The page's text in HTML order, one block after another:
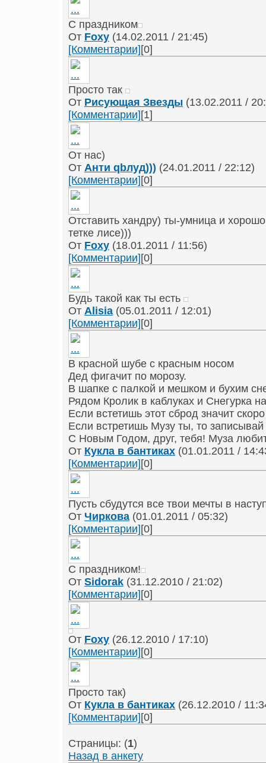
С праздником
От Foxy (14.02.2011 / 21:45)
[Комментарии] [0]
Просто так
От Рисующая Звезды (13.02.2011 /
[Комментарии] [1]
От нас)
От Анти qbлуд))) (24.01.2011 / 22:12)
[Комментарии] [0]
Отставить хандру) ты-умница и
тетке лисе)))
От Foxy (18.01.2011 / 11:56)
[Комментарии] [0]
Будь такой как ты есть
От Alisia (05.01.2011 / 12:01)
[Комментарии] [0]
В красной шубе с красным носом
Дед фигачит по морозу.
В шапке с палкой и мешком и бухим
Рядом Кролик в каблуках и Снегурка
Если встетишь этот сброд значит
Если встретишь Музу ты, то записывай
С Новым Годом, друг, тебя! Муза
От Кукла в бантиках (01.01.2011 /
[Комментарии] [0]
Пусть сбудутся все твои мечты в
От Чиркова (01.01.2011 / 05:32)
[Комментарии] [0]
С праздником!
От Sidorak (31.12.2010 / 21:02)
[Комментарии] [0]
От Foxy (26.12.2010 / 17:10)
[Комментарии] [0]
Просто так)
От Кукла в бантиках (26.12.2010 /
[Комментарии] [0]
Страницы: (1)
Назад в анкету